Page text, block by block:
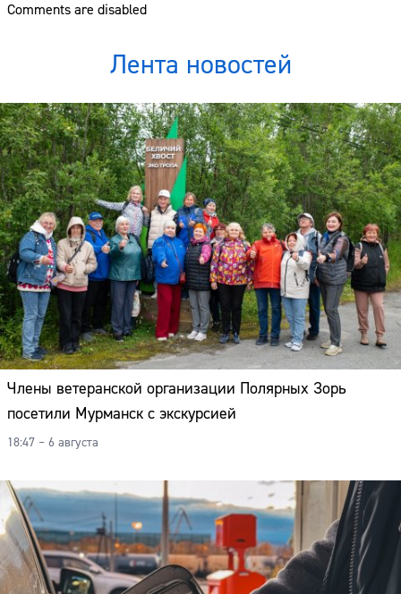
Comments are disabled
Лента новостей
Члены ветеранской организации Полярных Зорь
посетили Мурманск с экскурсией
18:47 – 6 августа